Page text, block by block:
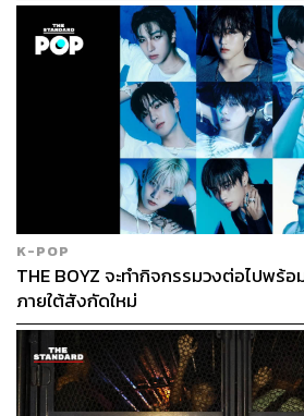
K-POP
THE BOYZ จะทำกิจกรรมวงต่อไปพร้
ภายใต้สังกัดใหม่